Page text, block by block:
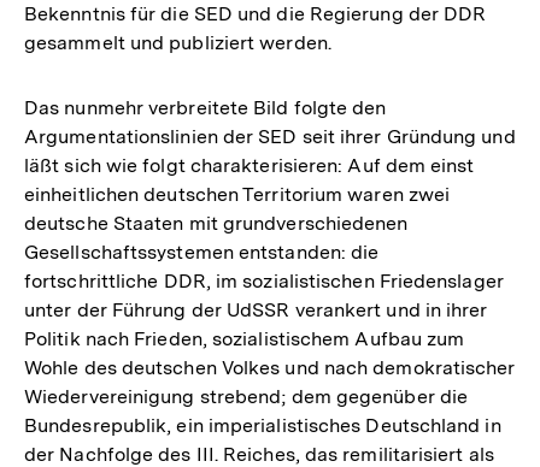
Bekenntnis für die SED und die Regierung der DDR
gesammelt und publiziert werden.
Das nunmehr verbreitete Bild folgte den
Argumentationslinien der SED seit ihrer Gründung und
läßt sich wie folgt charakterisieren: Auf dem einst
einheitlichen deutschen Territorium waren zwei
deutsche Staaten mit grundverschiedenen
Gesellschaftssystemen entstanden: die
fortschrittliche DDR, im sozialistischen Friedenslager
unter der Führung der UdSSR verankert und in ihrer
Politik nach Frieden, sozialistischem Aufbau zum
Wohle des deutschen Volkes und nach demokratischer
Wiedervereinigung strebend; dem gegenüber die
Bundesrepublik, ein imperialistisches Deutschland in
der Nachfolge des III. Reiches, das remilitarisiert als